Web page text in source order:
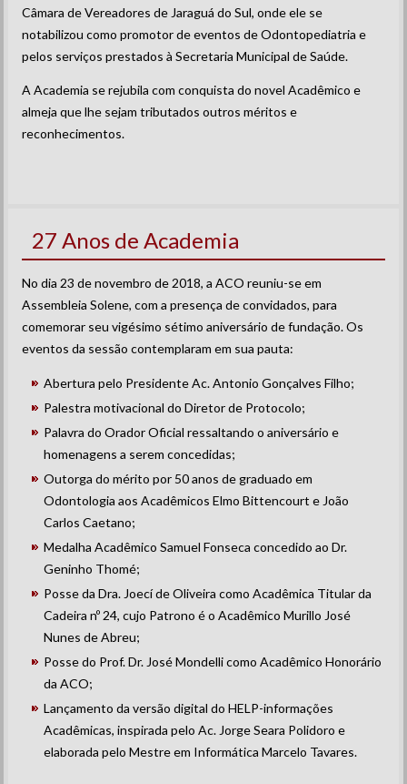
Câmara de Vereadores de Jaraguá do Sul, onde ele se
notabilizou como promotor de eventos de Odontopediatria e
pelos serviços prestados à Secretaria Municipal de Saúde.
A Academia se rejubila com conquista do novel Acadêmico e
almeja que lhe sejam tributados outros méritos e
reconhecimentos.
27 Anos de Academia
No dia 23 de novembro de 2018, a ACO reuniu-se em
Assembleia Solene, com a presença de convidados, para
comemorar seu vigésimo sétimo aniversário de fundação. Os
eventos da sessão contemplaram em sua pauta:
Abertura pelo Presidente Ac. Antonio Gonçalves Filho;
Palestra motivacional do Diretor de Protocolo;
Palavra do Orador Oficial ressaltando o aniversário e
homenagens a serem concedidas;
Outorga do mérito por 50 anos de graduado em
Odontologia aos Acadêmicos Elmo Bittencourt e João
Carlos Caetano;
Medalha Acadêmico Samuel Fonseca concedido ao Dr.
Geninho Thomé;
Posse da Dra. Joecí de Oliveira como Acadêmica Titular da
Cadeira nº 24, cujo Patrono é o Acadêmico Murillo José
Nunes de Abreu;
Posse do Prof. Dr. José Mondelli como Acadêmico Honorário
da ACO;
Lançamento da versão digital do HELP-informações
Acadêmicas, inspirada pelo Ac. Jorge Seara Polidoro e
elaborada pelo Mestre em Informática Marcelo Tavares.